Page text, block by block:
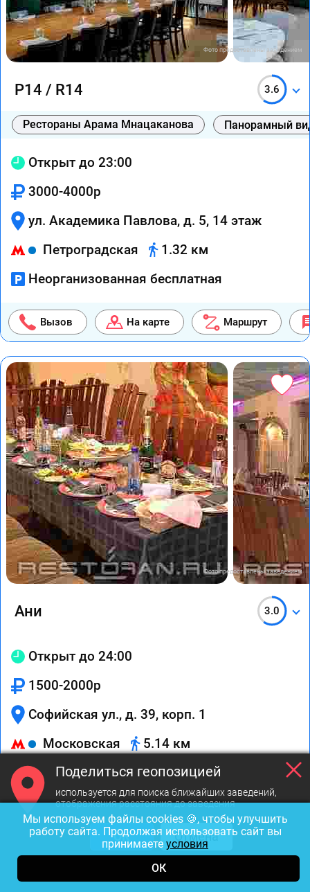
Фото предоставлены заведением
Р14 / R14 3.6
Рестораны Арама Мнацаканова Панорамный
Открыт до 23:00
3000-4000р
ул. Академика Павлова, д. 5, 14 этаж
Петроградская
1.32 км
Неорганизованная бесплатная
Вызов На карте Маршрут
Фото предоставлены заведением
Ани 3.0
Открыт до 24:00
1500-2000р
Софийская ул., д. 39, корп. 1
Московская
5.14 км
Вызов
Поделиться геопозицией
используется для поиска ближайших заведений,
отображения расстояния до заведения
ОК Отмена
Мы используем файлы cookies 🍪, чтобы улучшить
работу сайта. Продолжая использовать сайт вы
принимаете условия
ОК